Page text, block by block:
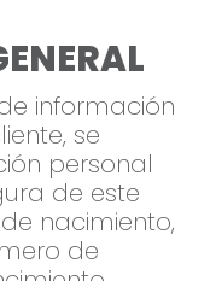
información
se
personal
de este
nacimiento,
de